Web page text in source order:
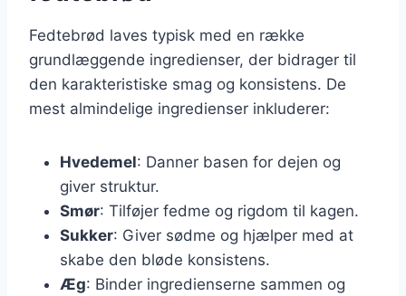
Fedtebrød laves typisk med en række
grundlæggende ingredienser, der bidrager til
den karakteristiske smag og konsistens. De
mest almindelige ingredienser inkluderer:
Hvedemel: Danner basen for dejen og
giver struktur.
Smør: Tilføjer fedme og rigdom til kagen.
Sukker: Giver sødme og hjælper med at
skabe den bløde konsistens.
Æg: Binder ingredienserne sammen og